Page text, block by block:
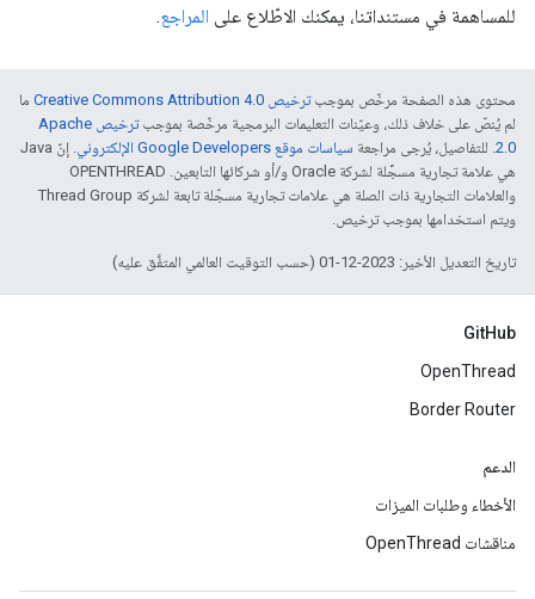
للمساهمة في مستنداتنا، يمكنك الاطّلاع على المراجع.
محتوى هذه الصفحة مرخّص بموجبترخيص Creative Commons Attribution 4.0‏
ما
لم يُنصّ على خلاف ذلك، وعيّنات التعليمات البرمجية مرخّصة بموجب
ترخيص Apache
2.0‏. للتفاصيل، يُرجى مراجعة سياسات موقع Google Developers الإلكتروني
. إنّ Java
هي علامة تجارية مسجَّلة لشركة Oracle و/أو شركائها التابعين. ‫OPENTHREAD
والعلامات التجارية ذات الصلة هي علامات تجارية مسجّلة تابعة لشركة Thread Group
ويتم استخدامها بموجب ترخيص.
تاريخ التعديل الأخير: 2023-12-01 (حسب التوقيت العالمي المتفَّق عليه)
GitHub
OpenThread
Border Router
الدعم
الأخطاء وطلبات الميزات
مناقشات OpenThread